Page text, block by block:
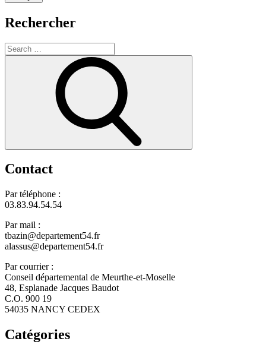
Rechercher
Search
for:
Contact
Par téléphone :
03.83.94.54.54
Par mail :
tbazin@departement54.fr
alassus@departement54.fr
Par courrier :
Conseil départemental de Meurthe-et-Moselle
48, Esplanade Jacques Baudot
C.O. 900 19
54035 NANCY CEDEX
Catégories